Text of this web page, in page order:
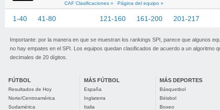
CAF Clasificaciones »
Página del equipo »
1-40 41-80 121-160 161-200 201-217
Importante: por la manera en que se muestran los rankings SPI, parece que algunos
no hay empates en el SPI. Los equipos quedan clasificados de acuerdo a un algoritmo
decimales de 20 dígitos.
FÚTBOL
Resultados de Hoy
Norte/Centroamérica
Sudamérica
MÁS FÚTBOL
España
Inglaterra
Italia
MÁS DEPORTES
Básquetbol
Béisbol
Boxeo